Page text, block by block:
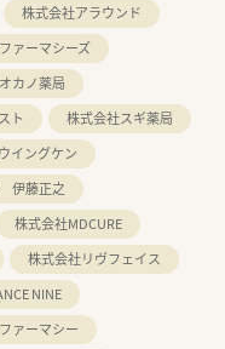
株式会社アラウンド
ァーマシーズ
カノ薬局
ト
株式会社スギ薬局
イングケン
伊藤正之
株式会社MDCURE
株式会社リヴフェイス
NINE
ァーマシー